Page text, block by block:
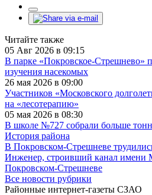
Читайте также
05 Авг 2026 в 09:15
В парке «Покровское-Стрешнево»
изучения насекомых
26 мая 2026 в 09:00
Участников «Московского
на «лесотерапию»
05 мая 2026 в 08:30
В школе №727 собрали больше
История района
В Покровском-Стрешневе
Инженер, строивший канал имени
Покровском-Стрешневе
Все новости рубрики
Районные интернет-газеты СЗАО